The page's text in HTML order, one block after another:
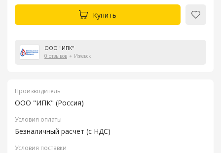
Купить
ООО "ИПК"
0 отзывов
Ижевск
Производитель
ООО "ИПК" (Россия)
Условия оплаты
Безналичный расчет (с НДС)
Условия поставки